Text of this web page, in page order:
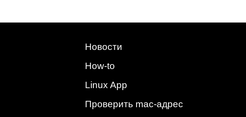
Новости
How-to
Linux App
Проверить mac-адрес